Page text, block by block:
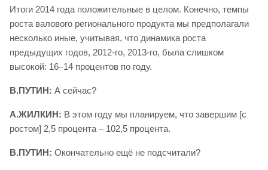
Итоги 2014 года положительные в целом. Конечно, темпы
роста валового регионального продукта мы предполагали
несколько иные, учитывая, что динамика роста
предыдущих годов, 2012-го, 2013-го, была слишком
высокой: 16–14 процентов по году.
В.ПУТИН: А сейчас?
А.ЖИЛКИН: В этом году мы планируем, что завершим [с
ростом] 2,5 процента – 102,5 процента.
В.ПУТИН: Окончательно ещё не подсчитали?